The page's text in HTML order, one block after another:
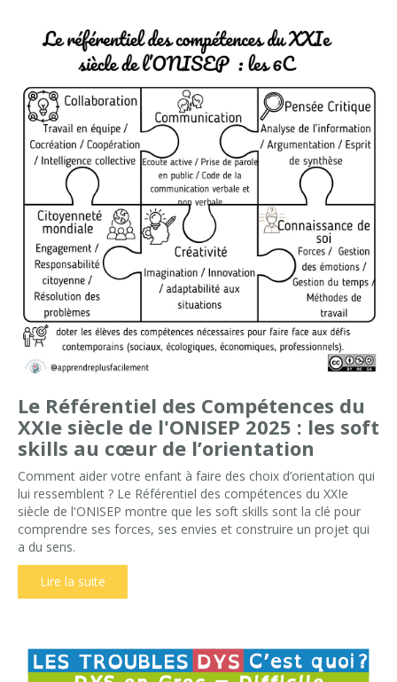
Le Référentiel des Compétences du
XXIe siècle de l'ONISEP 2025 : les soft
skills au cœur de l’orientation
Comment aider votre enfant à faire des choix d’orientation qui
lui ressemblent ? Le Référentiel des compétences du XXIe
siècle de l'ONISEP montre que les soft skills sont la clé pour
comprendre ses forces, ses envies et construire un projet qui
a du sens.
Lire la suite